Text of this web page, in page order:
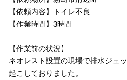
【依頼内容】トイレ不良
【作業時間】3時間
【作業前の状況】
ネオレスト設置の現場で排水ジェ
起こしておりました。